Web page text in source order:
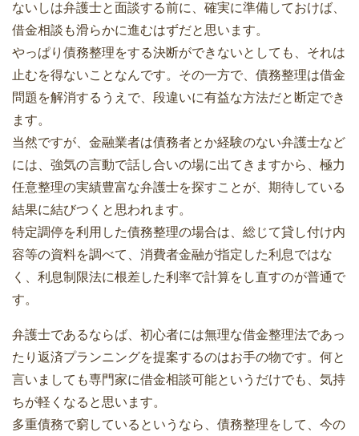
ないしは弁護士と面談する前に、確実に準備しておけば、
借金相談も滑らかに進むはずだと思います。
やっぱり債務整理をする決断ができないとしても、それは
止むを得ないことなんです。その一方で、債務整理は借金
問題を解消するうえで、段違いに有益な方法だと断定でき
ます。
当然ですが、金融業者は債務者とか経験のない弁護士など
には、強気の言動で話し合いの場に出てきますから、極力
任意整理の実績豊富な弁護士を探すことが、期待している
結果に結びつくと思われます。
特定調停を利用した債務整理の場合は、総じて貸し付け内
容等の資料を調べて、消費者金融が指定した利息ではな
く、利息制限法に根差した利率で計算をし直すのが普通で
す。
弁護士であるならば、初心者には無理な借金整理法であっ
たり返済プランニングを提案するのはお手の物です。何と
言いましても専門家に借金相談可能というだけでも、気持
ちが軽くなると思います。
多重債務で窮しているというなら、債務整理をして、今の